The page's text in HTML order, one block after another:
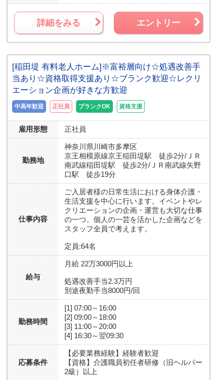
詳細をみる エントリー
[稲田堤 有料老人ホーム]※富裕層向け☆処遇改善手
当あり☆資格取得支援あり☆ブランク歓迎☆レクリ
エーション企画が好きな方歓迎
中高年歓迎 正社員 ブランクOK 資格支援
雇用形態 正社員
勤務地
神奈川県 川崎市多摩区
京王相模原線京王稲田堤駅 徒歩2分/ＪＲ
南武線稲田堤駅 徒歩2分/ＪＲ南武線矢野
口駅 徒歩19分
仕事内容
ご入居者様の日常生活における身体介護・
生活支援を中心に行います。イベントやレ
クリエーションの企画・運営も大切な仕事
の一つ。個人の一芸を活かした企画などを
スタッフ全員で考えます。
定員:64名
給与
月給 22万3000円以上
処遇改善手当2.3万円
別途夜勤手当8000円/回
勤務時間
[1] 07:00～16:00
[2] 09:00～18:00
[3] 11:00～20:00
[4] 16:30～翌09:30
応募条件
【必要業務経験】 経験者歓迎
【資格】 介護職員初任者研修（旧ヘルパー
2級）以上